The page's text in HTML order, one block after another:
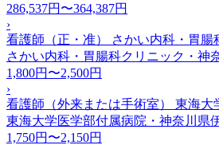
286,537円〜364,387円
›
看護師（正・准） さかい内科・胃腸
さかい内科・胃腸科クリニック・神
1,800円〜2,500円
›
看護師（外来または手術室） 東海大
東海大学医学部付属病院・神奈川県
1,750円〜2,150円